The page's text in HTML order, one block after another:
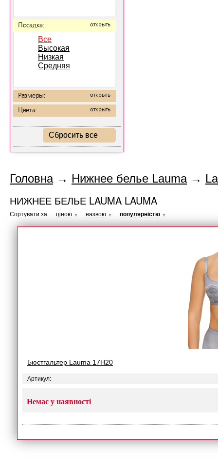
Посадка: открыть
Все
Высокая
Низкая
Средняя
Размеры: открыть
Цвета: открыть
Сбросить все
Головна→ Нижнее белье Lauma→
НИЖНЕЕ БЕЛЬЕ LAUMA LAUMA
Сортувати за: ціною ▼ назвою ▼ популярністю ▼
Бюстгальтер Lauma 17H20
Артикул:
Немає у наявності